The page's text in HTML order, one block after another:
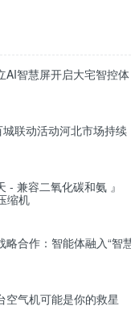
AI智慧屏开启大宅智控体
联动活动河北市场持续
- 兼容二氧化碳和氨 』
缩机
合作：智能体融入“智慧
空气机可能是你的救星